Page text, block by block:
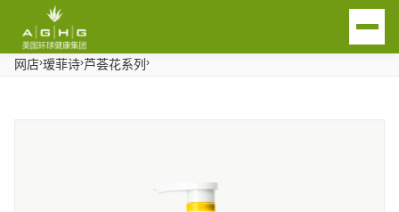
网店›瑷菲诗›芦荟花系列 ›